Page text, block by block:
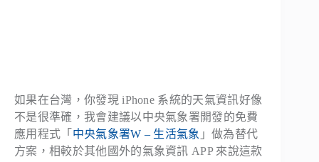
如果在台灣，你發現 iPhone 系統的天氣資訊好像
不是很準確，我會建議以中央氣象署開發的免費
應用程式「 中央氣象署W – 生活氣象 」做為替代
方案，相較於其他國外的氣象資訊 APP 來說這款